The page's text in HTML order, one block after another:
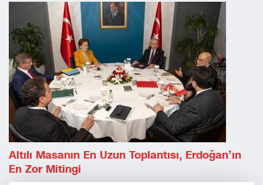
Altılı Masanın En Uzun Toplantısı, Erdoğan’ın
En Zor Mitingi